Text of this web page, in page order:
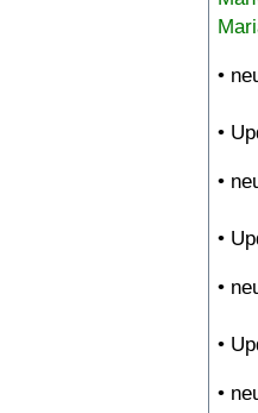
•
•
•
•
•
•
•